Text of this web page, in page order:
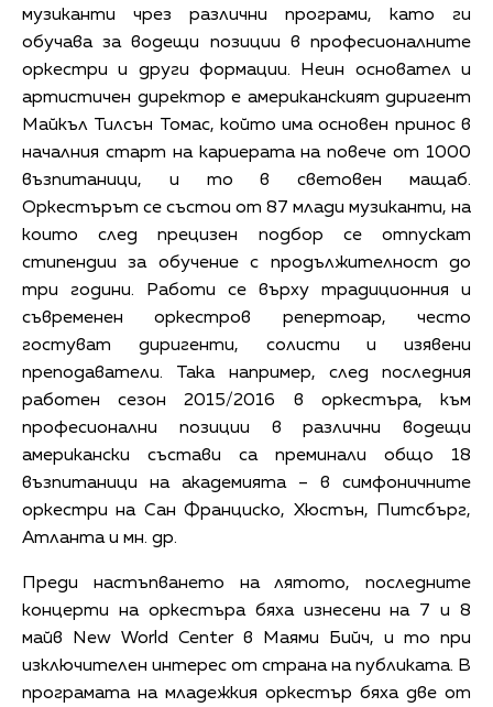
музиканти чрез различни програми, като ги
обучава за водещи позиции в професионалните
оркестри и други формации. Неин основател и
артистичен директор е американският диригент
Майкъл Тилсън Томас, който има основен принос в
началния старт на кариерата на повече от 1000
възпитаници, и то в световен мащаб.
Оркестърът се състои от 87 млади музиканти, на
които след прецизен подбор се отпускат
стипендии за обучение с продължителност до
три години. Работи се върху традиционния и
съвременен оркестров репертоар, често
гостуват диригенти, солисти и изявени
преподаватели. Така например, след последния
работен сезон 2015/2016 в оркестъра, към
професионални позиции в различни водещи
американски състави са преминали общо 18
възпитаници на академията – в симфоничните
оркестри на Сан Франциско, Хюстън, Питсбърг,
Атланта и мн. др.
Преди настъпването на лятото, последните
концерти на оркестъра бяха изнесени на 7 и 8
майв New World Center в Маями Бийч, и то при
изключителен интерес от страна на публиката. В
програмата на младежкия оркестър бяха две от